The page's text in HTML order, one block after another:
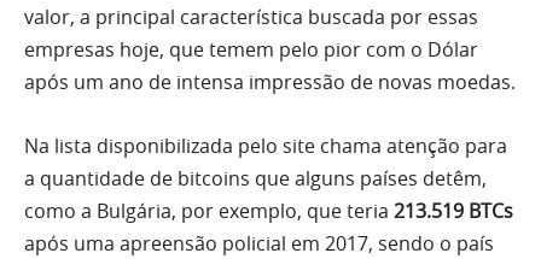
valor, a principal característica buscada por essas
empresas hoje, que temem pelo pior com o Dólar
após um ano de intensa impressão de novas moedas.
Na lista disponibilizada pelo site chama atenção para
a quantidade de bitcoins que alguns países detêm,
como a Bulgária, por exemplo, que teria 213.519 BTCs
após uma apreensão policial em 2017, sendo o país